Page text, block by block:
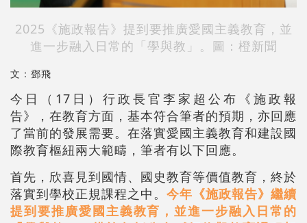
2025《施政報告》提到要推廣愛國主義教育，並
進一步融入日常的「學與教」。圖：橙新聞
文：鄧飛
今日（17日）行政長官李家超公布《施政報
告》，在教育方面，基本符合筆者的預期，亦回應
了當前的發展需要。在落實愛國主義教育和建設國
際教育樞紐兩大範疇，筆者有以下回應。
首先，欣喜見到國情、國史教育等價值教育，終於
落實到學校正規課程之中。 今年《施政報告》繼續
提到要推廣愛國主義教育，並進一步融入日常的